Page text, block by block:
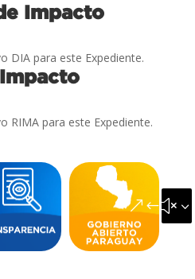
Impacto
DIA para este Expediente.
RIMA para este Expediente.